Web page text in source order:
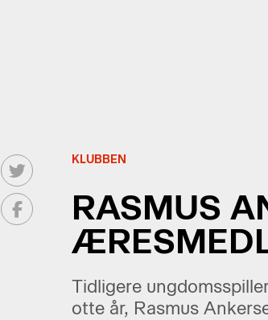
KLUBBEN
RASMUS
Tidligere
otte år, Rasmus